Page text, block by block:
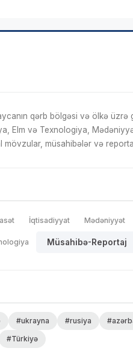
qərb bölgəsi və ölkə üzrə
Elm və Texnologiya,
müsahibələr və
İqtisadiyyat Mədəniyyət
Müsahibə-Reportaj
#ukrayna #rusiya
#Türkiyə